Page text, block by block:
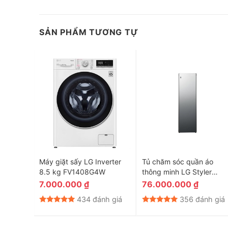
Tiết kiệm thời gian và chi phí nhờ công nghệ
Công nghệ Load Sensor trên máy giặt Electrolux có
trước khi đưa ra thời gian giặt và lượng nước giặt cần
diễn ra nhanh và đảm bảo chất lượng giặt sạch tốt hơn.
SẢN PHẨM TƯƠNG TỰ
Máy giặt sấy LG Inverter
8.5 kg FV1408G4W
7.000.000 ₫
434 đánh giá
Tủ chăm sóc quần áo
thông minh LG Styler
S5MPC
76.000.000 ₫
356 đánh giá